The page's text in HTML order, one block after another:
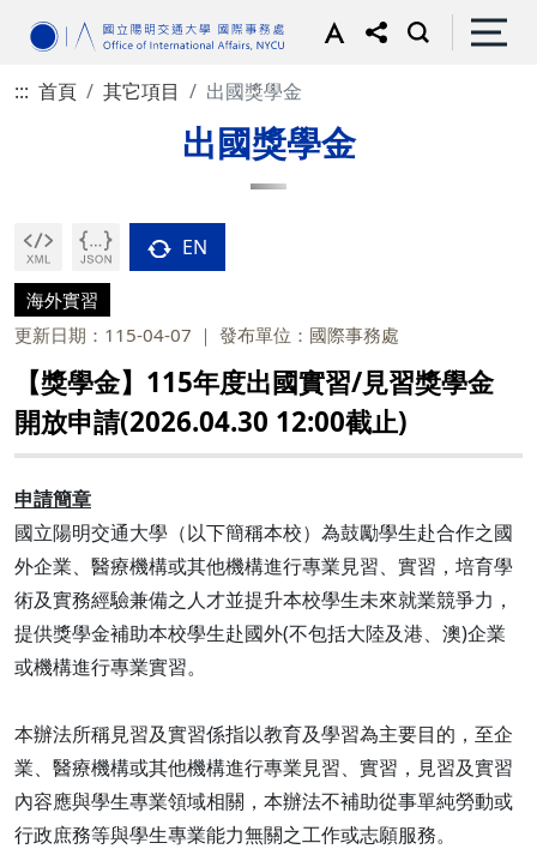
::: 首頁 其它項目 出國獎學金
出國獎學金
EN
海外實習
更新日期：115-04-07
發布單位：國際事務處
【獎學金】115年度出國實習/見習獎學金
開放申請(2026.04.30 12:00截止)
申請簡章
國立陽明交通大學（以下簡稱本校）為鼓勵學生赴合作之國
外企業、醫療機構或其他機構進行專業見習、實習，培育學
術及實務經驗兼備之人才並提升本校學生未來就業競爭力，
提供獎學金補助本校學生赴國外(不包括大陸及港、澳)企業
或機構進行專業實習。
本辦法所稱見習及實習係指以教育及學習為主要目的，至企
業、醫療機構或其他機構進行專業見習、實習，見習及實習
內容應與學生專業領域相關，本辦法不補助從事單純勞動或
行政庶務等與學生專業能力無關之工作或志願服務。